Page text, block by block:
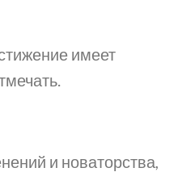
имеет
и новаторства,